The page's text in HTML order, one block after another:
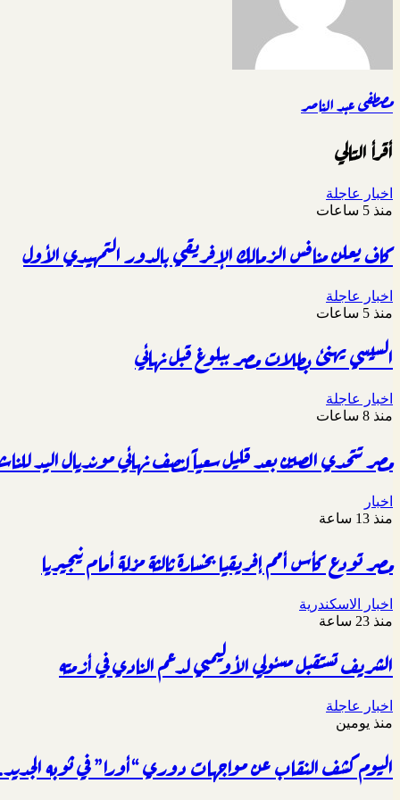
مصطفى عبد الناصر
أقرأ التالي
اخبار عاجلة
منذ 5 ساعات
كاف يعلن منافس الزمالك الإفريقي بالدور التمهيدي الأول
اخبار عاجلة
منذ 5 ساعات
السيسي يهنئ بطلات مصر ببلوغ قبل نهائي
اخبار عاجلة
منذ 8 ساعات
مصر تتحدي الصين بعد قليل سعياً لنصف نهائي مونديال اليد
اخبار
منذ 13 ساعة
مصر تودع كأس أمم إفريقيا بخسارة ثالثة مزلة أمام نيجيريا
اخبار الاسكندرية
منذ 23 ساعة
الشريف تستقبل مسئولي الأوليمبي لدعم النادي في أزمته
اخبار عاجلة
منذ يومين
اليوم كشف النقاب عن مواجهات دوري “أورا” في ثوبه